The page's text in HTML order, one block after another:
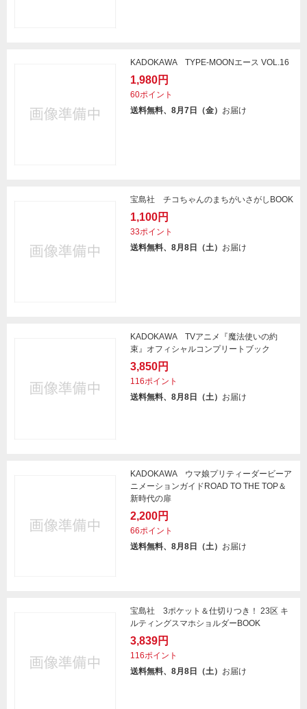
KADOKAWA TYPE-MOONエース VOL.16
1,980円
60ポイント
送料無料、8月7日（金） お届け
宝島社 チコちゃんのまちがいさがしBOOK
1,100円
33ポイント
送料無料、8月8日（土） お届け
KADOKAWA TVアニメ『魔法使いの約
束』オフィシャルコンプリートブック
3,850円
116ポイント
送料無料、8月8日（土） お届け
KADOKAWA ウマ娘プリティーダービーア
ニメーションガイドROAD TO THE TOP＆
新時代の扉
2,200円
66ポイント
送料無料、8月8日（土） お届け
宝島社 3ポケット＆仕切りつき！ 23区 キ
ルティングスマホショルダーBOOK
3,839円
116ポイント
送料無料、8月8日（土） お届け